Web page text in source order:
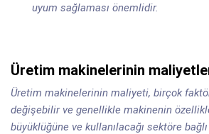
uyum sağlaması önemlidir.
Üretim makinelerinin
Üretim makinelerinin maliyeti, birçok
değişebilir ve genellikle makinenin
büyüklüğüne ve kullanılacağı sektöre